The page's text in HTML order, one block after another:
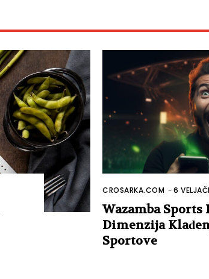
CROSARKA.COM -6
Wazamba Sports
Dimenzija
Sportove